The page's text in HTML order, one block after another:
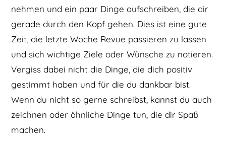
nehmen und ein paar Dinge aufschreiben, die dir
gerade durch den Kopf gehen. Dies ist eine gute
Zeit, die letzte Woche Revue passieren zu lassen
und sich wichtige Ziele oder Wünsche zu notieren.
Vergiss dabei nicht die Dinge, die dich positiv
gestimmt haben und für die du dankbar bist.
Wenn du nicht so gerne schreibst, kannst du auch
zeichnen oder ähnliche Dinge tun, die dir Spaß
machen.